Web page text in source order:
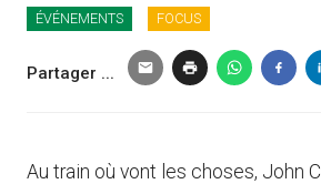
ÉVÉNEMENTS FOCUS
Partager ...
Au train où vont les choses, John